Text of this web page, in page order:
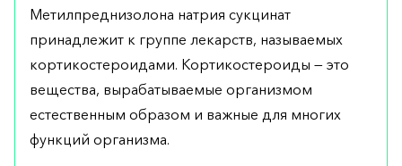
Метилпреднизолона натрия сукцинат
принадлежит к группе лекарств, называемых
кортикостероидами. Кортикостероиды — это
вещества, вырабатываемые организмом
естественным образом и важные для многих
функций организма.